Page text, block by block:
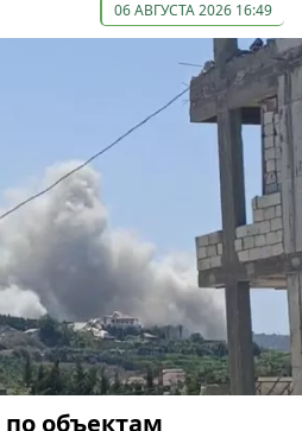
06 АВГУСТА 2026 16:49
объектам